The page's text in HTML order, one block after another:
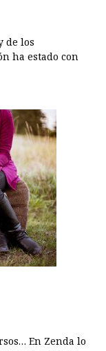
de los
ha estado con
En Zenda lo